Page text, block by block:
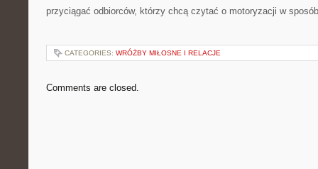
przyciągać odbiorców, którzy chcą czytać o motoryzacji w
CATEGORIES: WRÓŻBY MIŁOSNE I RELACJE
Comments are closed.